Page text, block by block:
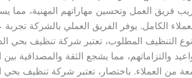
فريق العمل وتحسين مهاراتهم المهنية، مما
الكامل. يوفر الفريق العملي بالشركة
التنظيف المطلوب، تعتبر شركة تنظيف بحي
والتزاماتهم، مما يشجع الثقة والمصداقية
من العملاء. باختصار، تعتبر شركة تنظيف بحي